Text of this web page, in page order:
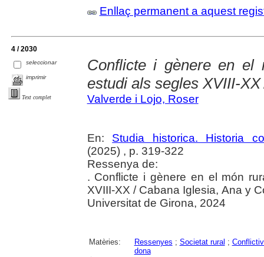
Enllaç permanent a aquest
4 / 2030
seleccionar
imprimir
Text complet
Conflicte i gènere en el
estudi als segles XVIII-XX
Valverde i Lojo, Roser
En: Studia historica. Historia
(2025) , p. 319-322
Ressenya de:
. Conflicte i gènere en el món
XVIII-XX / Cabana Iglesia, Ana y
Universitat de Girona, 2024
Matèries: Ressenyes ; Societat rural ;
dona